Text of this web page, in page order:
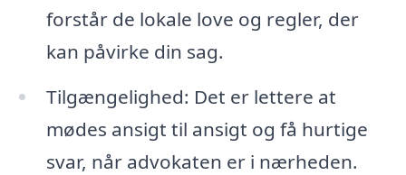
forstår de lokale love og regler, der
kan påvirke din sag.
Tilgængelighed: Det er lettere at
mødes ansigt til ansigt og få hurtige
svar, når advokaten er i nærheden.